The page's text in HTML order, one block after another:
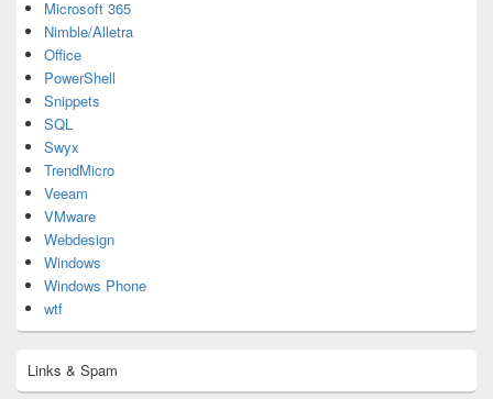
Microsoft 365
Nimble/Alletra
Office
PowerShell
Snippets
SQL
Swyx
TrendMicro
Veeam
VMware
Webdesign
Windows
Windows Phone
wtf
Links & Spam